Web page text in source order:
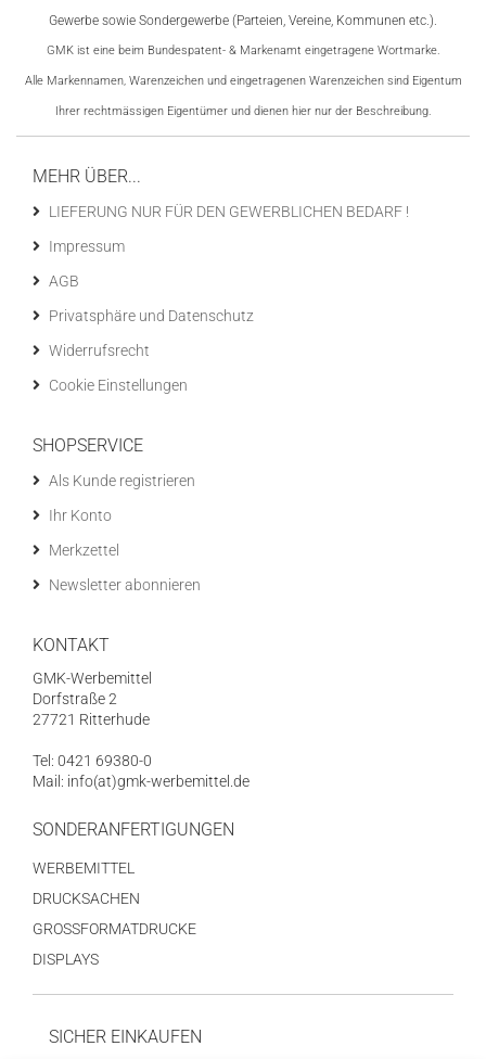
Gewerbe sowie Sondergewerbe (Parteien, Vereine, Kommunen etc.).
GMK ist eine beim Bundespatent- & Markenamt eingetragene Wortmarke.
Alle Markennamen, Warenzeichen und eingetragenen Warenzeichen sind Eigentum
Ihrer rechtmässigen Eigentümer und dienen hier nur der Beschreibung.
MEHR ÜBER...
LIEFERUNG NUR FÜR DEN GEWERBLICHEN BEDARF !
Impressum
AGB
Privatsphäre und Datenschutz
Widerrufsrecht
Cookie Einstellungen
SHOPSERVICE
Als Kunde registrieren
Ihr Konto
Merkzettel
Newsletter abonnieren
KONTAKT
GMK-Werbemittel
Dorfstraße 2
27721 Ritterhude
Tel: 0421 69380-0
Mail: info(at)gmk-werbemittel.de
SONDERANFERTIGUNGEN
WERBEMITTEL
DRUCKSACHEN
GROSSFORMATDRUCKE
DISPLAYS
SICHER EINKAUFEN